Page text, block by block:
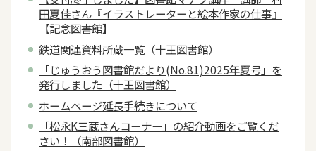
田夏佳さん『イラストレーターと絵本作家の仕事』
【記念図書館】
鉄道関連資料所蔵一覧（十王図書館）
「じゅうおう図書館だより(No.81)2025年夏号」を
発行しました（十王図書館）
ホームページ延長手続きについて
「松永K三蔵さんコーナー」の紹介動画をご覧くだ
さい！（南部図書館）